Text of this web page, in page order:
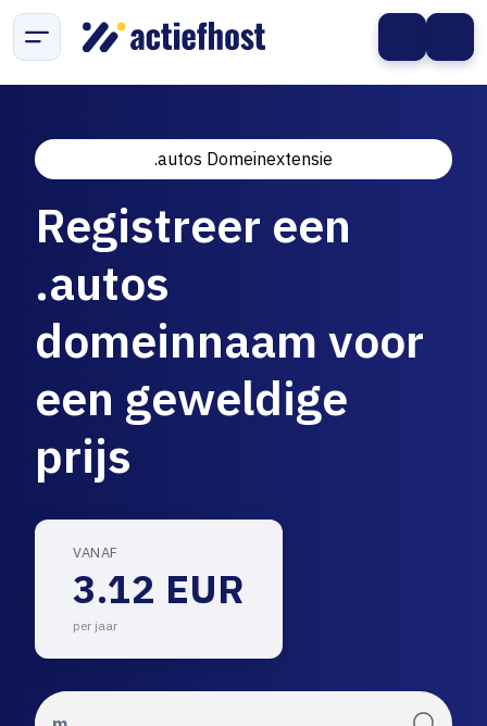
.autos Domeinextensie
Registreer een
.autos
domeinnaam voor
een geweldige
prijs
VANAF
3.12 EUR
per jaar